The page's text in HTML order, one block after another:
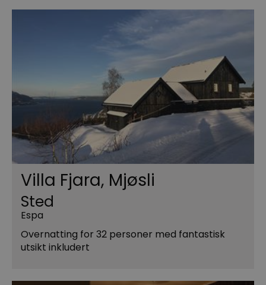
Villa Fjara, Mjøsli
Sted
Espa
Overnatting for 32 personer med fantastisk
utsikt inkludert